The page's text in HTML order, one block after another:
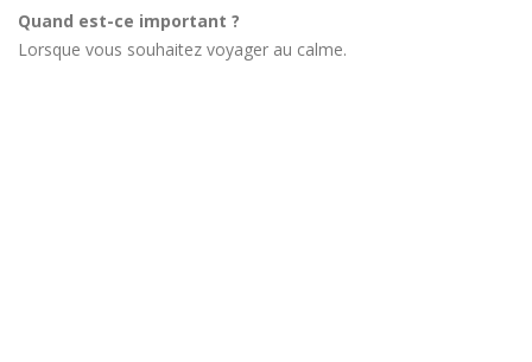
Quand est-ce important ?
Lorsque vous souhaitez voyager au calme.